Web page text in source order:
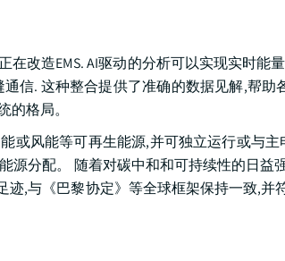
在改造EMS. AI驱动的分析可以实现实时
信. 这种整合提供了准确的数据见解,帮
格局。
或风能等可再生能源,并可独立运行或与
源分配。 随着对碳中和和可持续性的日
迹,与《巴黎协定》等全球框架保持一致,